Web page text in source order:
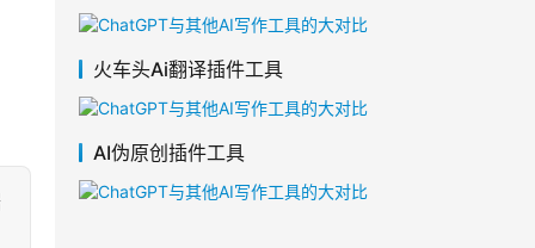
火车头Ai翻译插件工具
AI伪原创插件工具